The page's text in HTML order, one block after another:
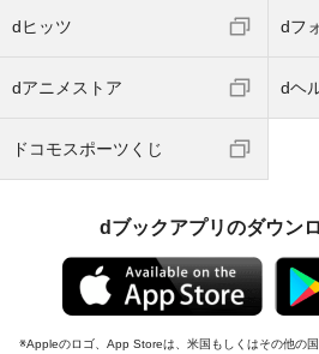
dヒッツ dフ
dアニメストア dヘ
ドコモスポーツくじ
dブックアプリのダウン
Appleのロゴ、App Storeは、米国もしくはその他の